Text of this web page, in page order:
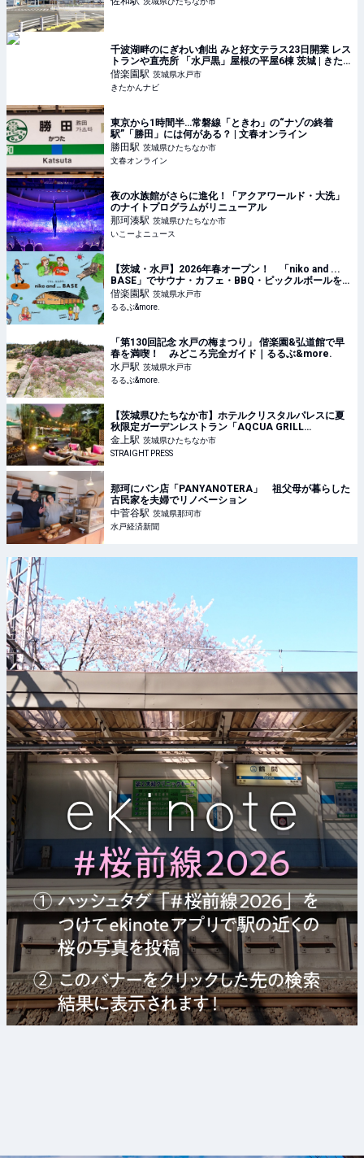
千波湖畔のにぎわい創出 みと好文テラス23日開業 レス
トランや直売所 「水戸黒」屋根の平屋6棟 茨城 | きた
かんナビ
偕楽園駅 茨城県水戸市
きたかんナビ
東京から1時間半…常磐線「ときわ」の“ナゾの終着
駅”「勝田」には何がある？ | 文春オンライン
勝田駅 茨城県ひたちなか市
文春オンライン
夜の水族館がさらに進化！「アクアワールド・大洗」
のナイトプログラムがリニューアル
那珂湊駅 茨城県ひたちなか市
いこーよニュース
【茨城・水戸】2026年春オープン！ 「niko and ...
BASE」でサウナ・カフェ・BBQ・ピックルボールを
楽しもう｜るるぶ&more.
偕楽園駅 茨城県水戸市
るるぶ&more.
「第130回記念 水戸の梅まつり」 偕楽園&弘道館で早
春を満喫！ みどころ完全ガイド｜るるぶ&more.
水戸駅 茨城県水戸市
るるぶ&more.
【茨城県ひたちなか市】ホテルクリスタルパレスに夏
秋限定ガーデンレストラン「AQCUA GRILL
GARDEN」OPEN！コースやBBQを音楽と共に
金上駅 茨城県ひたちなか市
STRAIGHT PRESS
那珂にパン店「PANYANOTERA」 祖父母が暮らした
古民家を夫婦でリノベーション
中菅谷駅 茨城県那珂市
水戸経済新聞